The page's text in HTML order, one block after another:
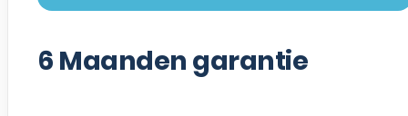
6 Maanden garantie